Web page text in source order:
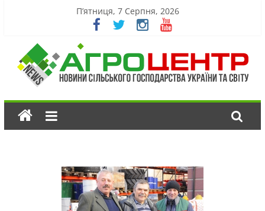
П’ятниця, 7 Серпня, 2026